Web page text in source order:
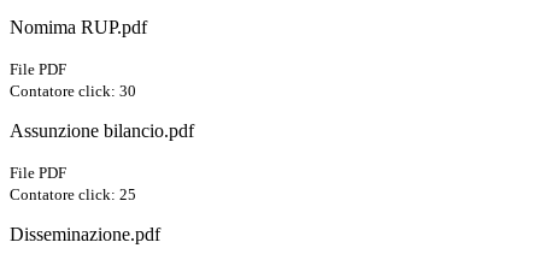
Nomima RUP.pdf
File PDF
Contatore click: 30
Assunzione bilancio.pdf
File PDF
Contatore click: 25
Disseminazione.pdf